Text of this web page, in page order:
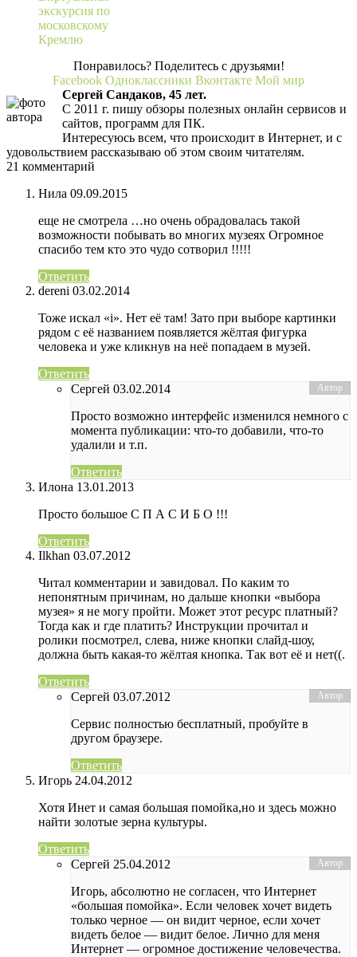
экскурсия по
московскому
Кремлю
Понравилось? Поделитесь с друзьями!
Facebook Одноклассники Вконтакте Мой мир
Сергей Сандаков, 45 лет.
С 2011 г. пишу обзоры полезных онлайн сервисов и
сайтов, программ для ПК.
Интересуюсь всем, что происходит в Интернет, и с
удовольствием рассказываю об этом своим читателям.
21 комментарий
Нила 09.09.2015
еще не смотрела …но очень обрадовалась такой
возможности побывать во многих музеях Огромное
спасибо тем кто это чудо сотворил !!!!!
Ответить
dereni 03.02.2014
Тоже искал «i». Нет её там! Зато при выборе картинки
рядом с её названием появляется жёлтая фигурка
человека и уже кликнув на неё попадаем в музей.
Ответить
Сергей 03.02.2014
Просто возможно интерфейс изменился немного с
момента публикации: что-то добавили, что-то
удалили и т.п.
Ответить
Илона 13.01.2013
Просто большое С П А С И Б О !!!
Ответить
Ilkhan 03.07.2012
Читал комментарии и завидовал. По каким то
непонятным причинам, но дальше кнопки «выбора
музея» я не могу пройти. Может этот ресурс платный?
Тогда как и где платить? Инструкции прочитал и
ролики посмотрел, слева, ниже кнопки слайд-шоу,
должна быть какая-то жёлтая кнопка. Так вот её и нет((.
Ответить
Сергей 03.07.2012
Сервис полностью бесплатный, пробуйте в
другом браузере.
Ответить
Игорь 24.04.2012
Хотя Инет и самая большая помойка,но и здесь можно
найти золотые зерна культуры.
Ответить
Сергей 25.04.2012
Игорь, абсолютно не согласен, что Интернет
«большая помойка». Если человек хочет видеть
только черное — он видит черное, если хочет
видеть белое — видит белое. Лично для меня
Интернет — огромное достижение человечества.